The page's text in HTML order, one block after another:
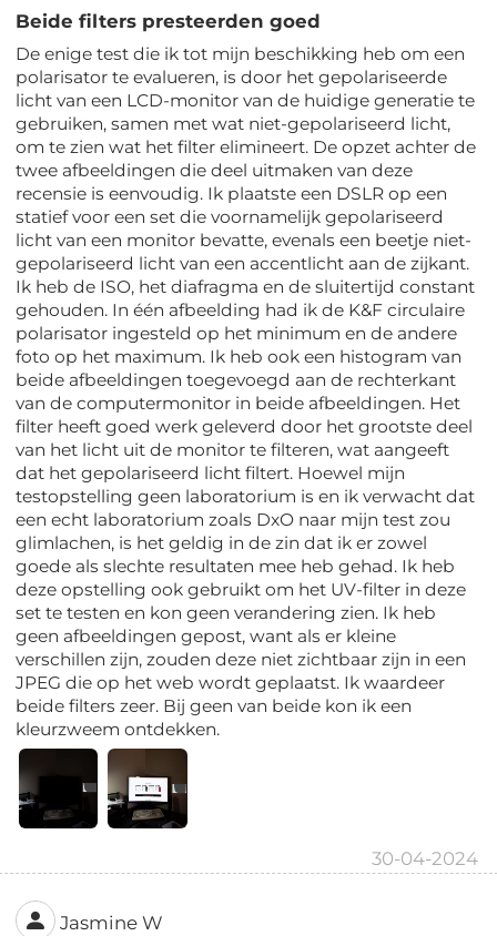
Beide filters presteerden goed
De enige test die ik tot mijn beschikking heb om een
polarisator te evalueren, is door het gepolariseerde
licht van een LCD-monitor van de huidige generatie te
gebruiken, samen met wat niet-gepolariseerd licht,
om te zien wat het filter elimineert. De opzet achter de
twee afbeeldingen die deel uitmaken van deze
recensie is eenvoudig. Ik plaatste een DSLR op een
statief voor een set die voornamelijk gepolariseerd
licht van een monitor bevatte, evenals een beetje niet-
gepolariseerd licht van een accentlicht aan de zijkant.
Ik heb de ISO, het diafragma en de sluitertijd constant
gehouden. In één afbeelding had ik de K&F circulaire
polarisator ingesteld op het minimum en de andere
foto op het maximum. Ik heb ook een histogram van
beide afbeeldingen toegevoegd aan de rechterkant
van de computermonitor in beide afbeeldingen. Het
filter heeft goed werk geleverd door het grootste deel
van het licht uit de monitor te filteren, wat aangeeft
dat het gepolariseerd licht filtert. Hoewel mijn
testopstelling geen laboratorium is en ik verwacht dat
een echt laboratorium zoals DxO naar mijn test zou
glimlachen, is het geldig in de zin dat ik er zowel
goede als slechte resultaten mee heb gehad. Ik heb
deze opstelling ook gebruikt om het UV-filter in deze
set te testen en kon geen verandering zien. Ik heb
geen afbeeldingen gepost, want als er kleine
verschillen zijn, zouden deze niet zichtbaar zijn in een
JPEG die op het web wordt geplaatst. Ik waardeer
beide filters zeer. Bij geen van beide kon ik een
kleurzweem ontdekken.
30-04-2024
Jasmine W